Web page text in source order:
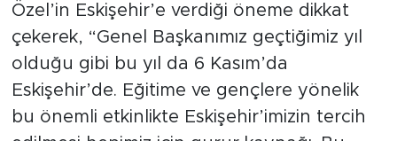
Özel’in Eskişehir’e verdiği öneme dikkat
çekerek, “Genel Başkanımız geçtiğimiz yıl
olduğu gibi bu yıl da 6 Kasım’da
Eskişehir’de. Eğitime ve gençlere yönelik
bu önemli etkinlikte Eskişehir’imizin tercih